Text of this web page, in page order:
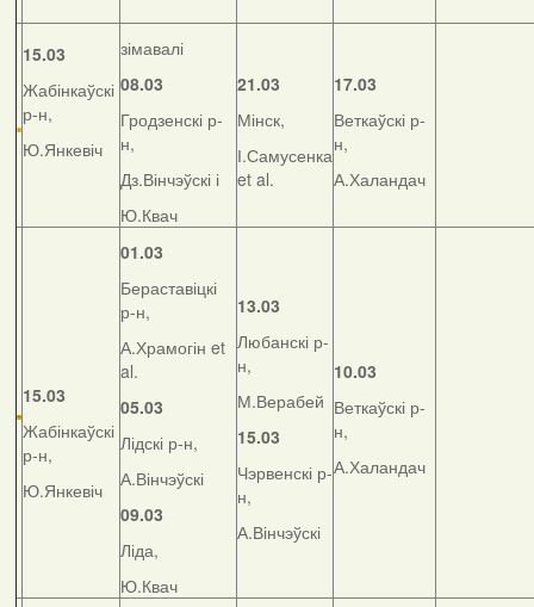
15.03
Жабінкаўскі
р-н,
Ю.Янкевіч
зімавалі
08.03
Гродзенскі р-
н,
Дз.Вінчэўскі і
Ю.Квач
21.03
Мінск,
І.Самусенка
et al.
17.03
Веткаўскі р-
н,
А.Халандач
15.03
Жабінкаўскі
р-н,
Ю.Янкевіч
01.03
Бераставіцкі
р-н,
А.Храмогін et
al.
05.03
Лідскі р-н,
А.Вінчэўскі
09.03
Ліда,
Ю.Квач
13.03
Любанскі р-
н,
М.Верабей
15.03
Чэрвенскі р-
н,
А.Вінчэўскі
10.03
Веткаўскі р-
н,
А.Халандач